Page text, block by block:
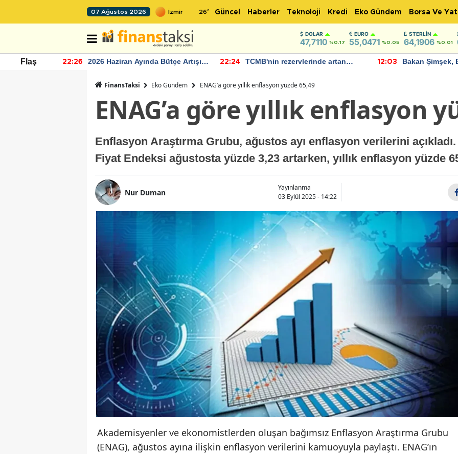
07 Ağustos 2026 26° Güncel Haberler Teknoloji Kredi Eko Gündem Borsa Ve
DOLAR
47,7110 %0.17
EURO
55,0471 %0.05
STERLIN
64,1906 %0.01
Flaş 22:26
2026 Haziran Ayında Bütçe Artışı
22:24
TCMB'nin rezervlerinde artan
12:03
Bakan Şimşek,
FinansTaksi Eko Gündem ENAG’a göre yıllık enflasyon yüzde 65,49
ENAG’a göre yıllık enflasyon
Enflasyon Araştırma Grubu, ağustos ayı enflasyon verilerini
Fiyat Endeksi ağustosta yüzde 3,23 artarken, yıllık enflasyon yüzde
Nur Duman
Yayınlanma
03 Eylül 2025 - 14:22
Akademisyenler ve ekonomistlerden oluşan bağımsız Enflasyon Araştırma Grubu
(ENAG), ağustos ayına ilişkin enflasyon verilerini kamuoyuyla paylaştı. ENAG’ın